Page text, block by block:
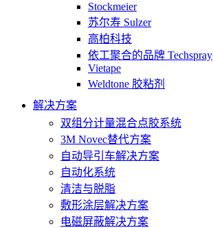
Stockmeier
苏尔寿 Sulzer
高柏科技
依工聚合的品牌 Techspray
Vietape
Weldtone 胶粘剂
解决方案
双组分计量混合点胶系统
3M Novec替代方案
自动导引车解决方案
自动化系统
清洁与脱脂
敷形涂层解决方案
电磁屏蔽解决方案